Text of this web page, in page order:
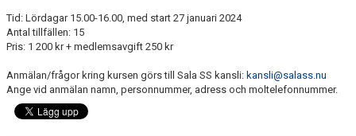
SPORTADMIN
Tid: Lördagar 15.00-16.00, med start 27 januari 2024
Antal tillfällen: 15
Pris: 1 200 kr + medlemsavgift 250 kr
Anmälan/frågor kring kursen görs till Sala SS kansli: kansli@salass.nu
Ange vid anmälan namn, personnummer, adress och moltelefonnummer.